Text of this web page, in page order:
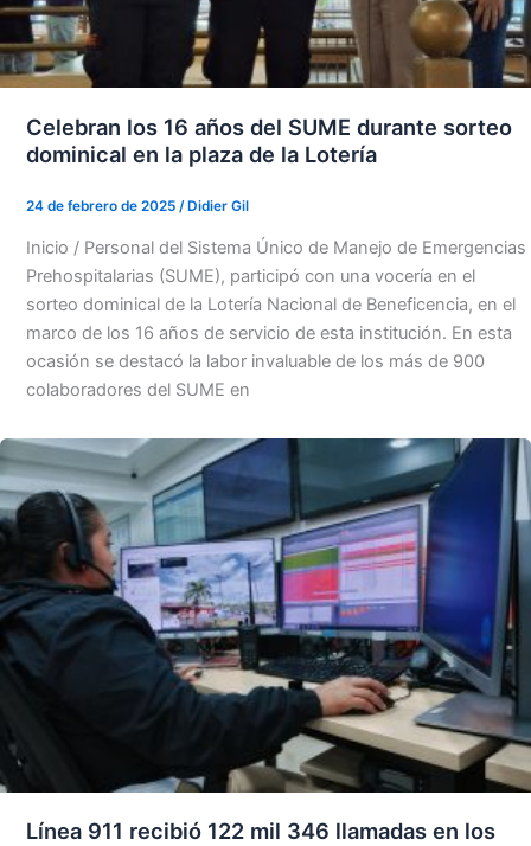
Celebran los 16 años del SUME durante sorteo
dominical en la plaza de la Lotería
24 de febrero de 2025 /Didier Gil
Inicio / Personal del Sistema Único de Manejo de Emergencias
Prehospitalarias (SUME), participó con una vocería en el
sorteo dominical de la Lotería Nacional de Beneficencia, en el
marco de los 16 años de servicio de esta institución. En esta
ocasión se destacó la labor invaluable de los más de 900
colaboradores del SUME en
Línea 911 recibió 122 mil 346 llamadas en los